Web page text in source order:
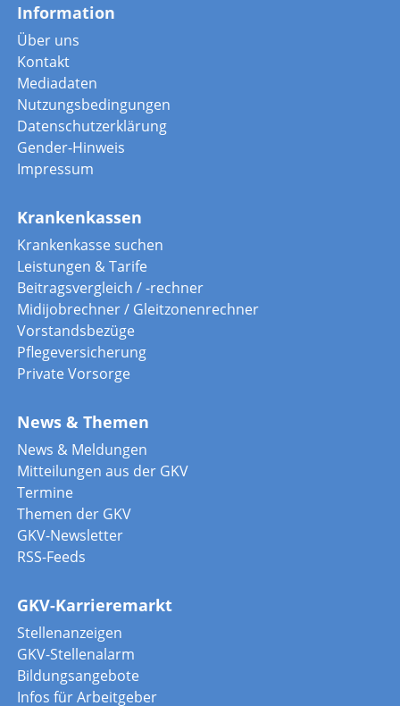
Information
Über uns
Kontakt
Mediadaten
Nutzungsbedingungen
Datenschutzerklärung
Gender-Hinweis
Impressum
Krankenkassen
Krankenkasse suchen
Leistungen & Tarife
Beitragsvergleich / -rechner
Midijobrechner / Gleitzonenrechner
Vorstandsbezüge
Pflegeversicherung
Private Vorsorge
News & Themen
News & Meldungen
Mitteilungen aus der GKV
Termine
Themen der GKV
GKV-Newsletter
RSS-Feeds
GKV-Karrieremarkt
Stellenanzeigen
GKV-Stellenalarm
Bildungsangebote
Infos für Arbeitgeber